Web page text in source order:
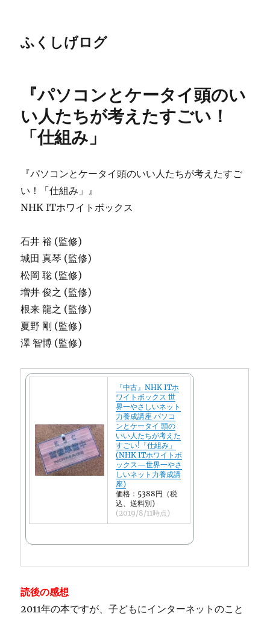
ふくしげログ
『パソコンとケータイ頭のい
い人たちが考えたすごい！
「仕組み」
『パソコンとケータイ頭のいい人たちが考えたすご
い！「仕組み」』
NHK ITホワイトボックス
石井 裕 (監修)
城田 真琴 (監修)
松岡 聡 (監修)
増井 俊之 (監修)
根来 龍之 (監修)
夏野 剛 (監修)
澤 智博 (監修)
『中古』NHK ITホ
ワイトボックス 世
界一やさしいネット
力養成講座 パソコ
ンとケータイ 頭の
いい人たちが考えた
すごい!「仕組み」
(NHK ITホワイトボ
ックス—世界一やさ
しいネット力養成講
座)
価格：5388円（税
込、送料別)
(2019/8/11時点)
読後の感想
2011年の本ですが、子どもにインターネットのこと